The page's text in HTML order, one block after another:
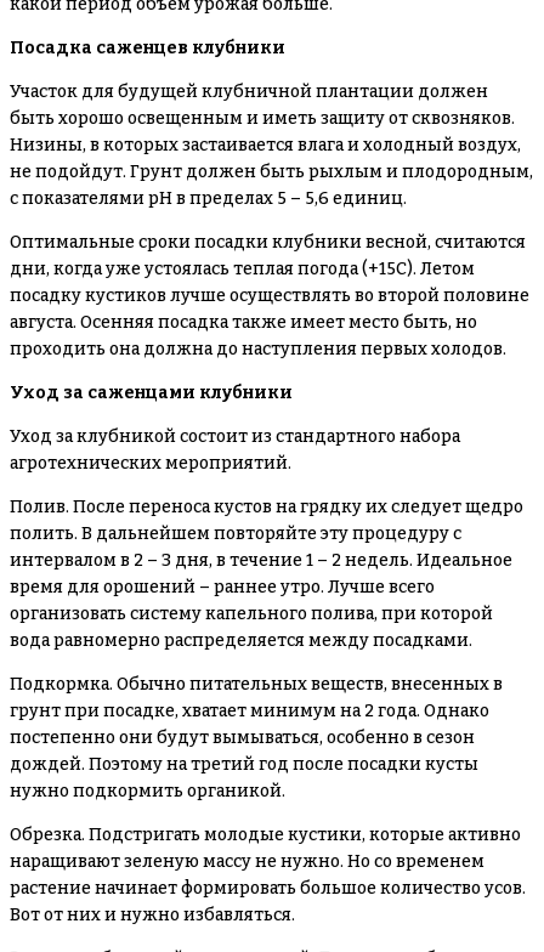
какой период объем урожая больше.
Посадка саженцев клубники
Участок для будущей клубничной плантации должен
быть хорошо освещенным и иметь защиту от сквозняков.
Низины, в которых застаивается влага и холодный воздух,
не подойдут. Грунт должен быть рыхлым и плодородным,
с показателями pH в пределах 5 – 5,6 единиц.
Оптимальные сроки посадки клубники весной, считаются
дни, когда уже устоялась теплая погода (+15С). Летом
посадку кустиков лучше осуществлять во второй половине
августа. Осенняя посадка также имеет место быть, но
проходить она должна до наступления первых холодов.
Уход за саженцами клубники
Уход за клубникой состоит из стандартного набора
агротехнических мероприятий.
Полив. После переноса кустов на грядку их следует щедро
полить. В дальнейшем повторяйте эту процедуру с
интервалом в 2 – 3 дня, в течение 1 – 2 недель. Идеальное
время для орошений – раннее утро. Лучше всего
организовать систему капельного полива, при которой
вода равномерно распределяется между посадками.
Подкормка. Обычно питательных веществ, внесенных в
грунт при посадке, хватает минимум на 2 года. Однако
постепенно они будут вымываться, особенно в сезон
дождей. Поэтому на третий год после посадки кусты
нужно подкормить органикой.
Обрезка. Подстригать молодые кустики, которые активно
наращивают зеленую массу не нужно. Но со временем
растение начинает формировать большое количество усов.
Вот от них и нужно избавляться.